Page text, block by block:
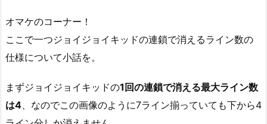
オマケのコーナー！
ここで一つジョイジョイキッドの連鎖で消えるライン数の
仕様について小話を。
まずジョイジョイキッドの1回の連鎖で消える最大ライン数
は4、なのでこの画像のように7ライン揃っていても下から4